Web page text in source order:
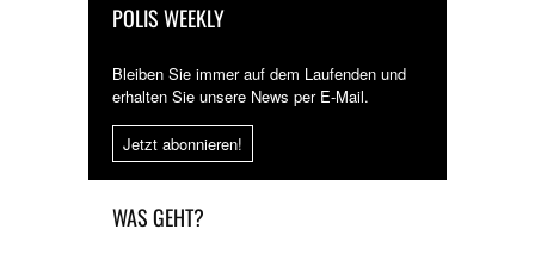
POLIS WEEKLY
Bleiben Sie immer auf dem Laufenden und
erhalten Sie unsere News per E-Mail.
Jetzt abonnieren!
WAS GEHT?